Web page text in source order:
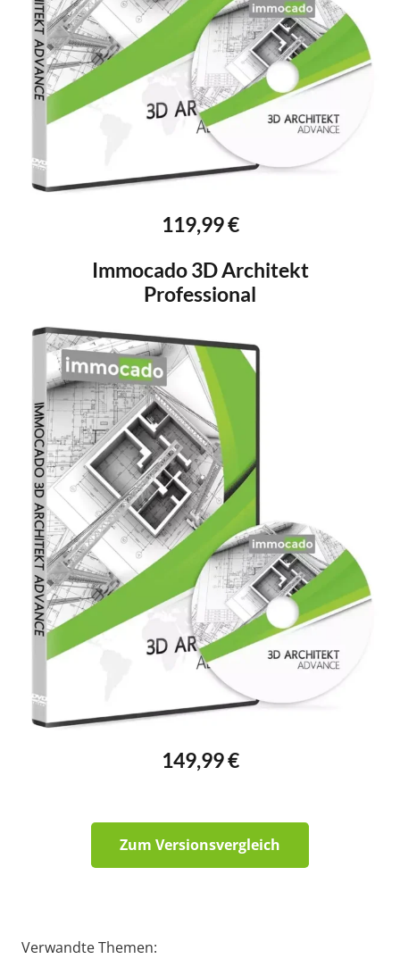
119,99 €
Immocado 3D Architekt
Professional
149,99 €
Zum Versionsvergleich
Verwandte Themen: